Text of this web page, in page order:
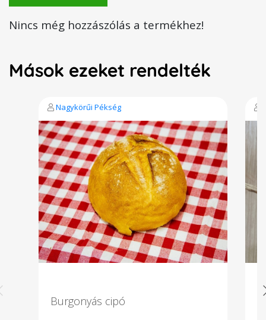
Nincs még hozzászólás a termékhez!
Mások ezeket rendelték
Nagykörűi Pékség
Burgonyás cipó